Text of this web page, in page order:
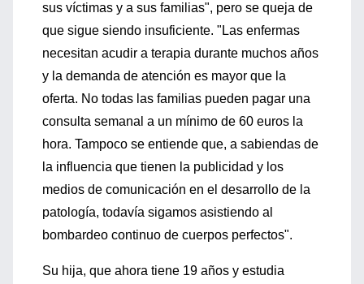
sus víctimas y a sus familias", pero se queja de
que sigue siendo insuficiente. "Las enfermas
necesitan acudir a terapia durante muchos años
y la demanda de atención es mayor que la
oferta. No todas las familias pueden pagar una
consulta semanal a un mínimo de 60 euros la
hora. Tampoco se entiende que, a sabiendas de
la influencia que tienen la publicidad y los
medios de comunicación en el desarrollo de la
patología, todavía sigamos asistiendo al
bombardeo continuo de cuerpos perfectos".
Su hija, que ahora tiene 19 años y estudia